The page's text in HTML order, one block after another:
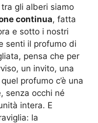
gli alberi siamo
continua, fatta
e sotto i nostri
senti il profumo di
pensa che per
un invito, una
profumo c’è una
senza occhi né
intera. E
la